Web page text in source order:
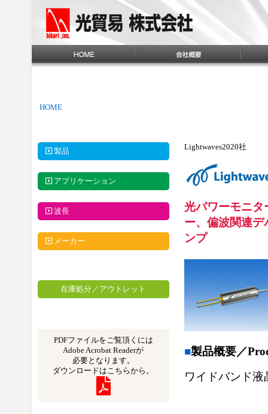
HOME
製品
アプリケーション
波長
メーカー
在庫処分／アウトレット
PDFファイルをご覧頂くには
Adobe Acrobat Readerが
必要となります。
ダウンロードはこちらから。
Lightwaves2020社
光パワーモニ
ー、偏波関連
ンプ
■製品概要／
ワイドバンド